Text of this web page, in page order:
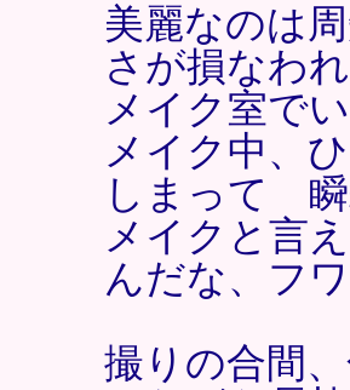
美麗なのは
さが損なわ
メイク室で
メイク中、
しまって 瞬
メイクと言
んだな、フ
撮りの合間